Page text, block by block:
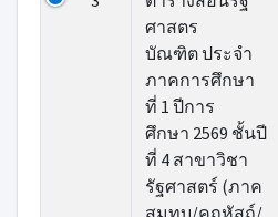
ศาสตร
บัณฑิต ประจำ
ภาคการศึกษา
ที่ 1 ปีการ
ศึกษา 2569 ชั้นปี
ที่ 4 สาขาวิชา
รัฐศาสตร์ (ภาค
สมทบ/คฤหัสถ์/